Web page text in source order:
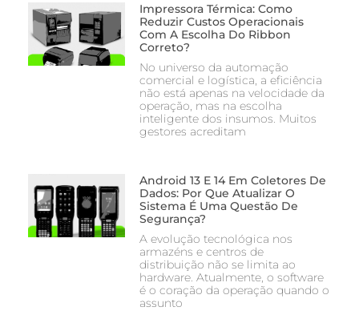
Impressora Térmica: Como
Reduzir Custos Operacionais
Com A Escolha Do Ribbon
Correto?
No universo da automação
comercial e logística, a eficiência
não está apenas na velocidade da
operação, mas na escolha
inteligente dos insumos. Muitos
gestores acreditam
Android 13 E 14 Em Coletores De
Dados: Por Que Atualizar O
Sistema É Uma Questão De
Segurança?
A evolução tecnológica nos
armazéns e centros de
distribuição não se limita ao
hardware. Atualmente, o software
é o coração da operação quando o
assunto